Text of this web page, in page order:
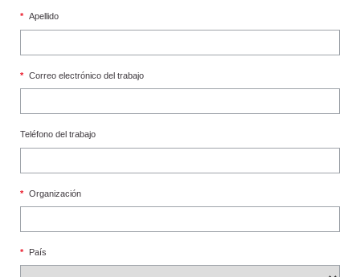
* Apellido
* Correo electrónico del trabajo
Teléfono del trabajo
* Organización
* País